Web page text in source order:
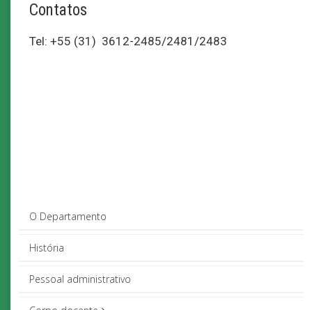
Contatos
Tel: +55 (31) 3612-2485/2481/2483
O Departamento
História
Pessoal administrativo